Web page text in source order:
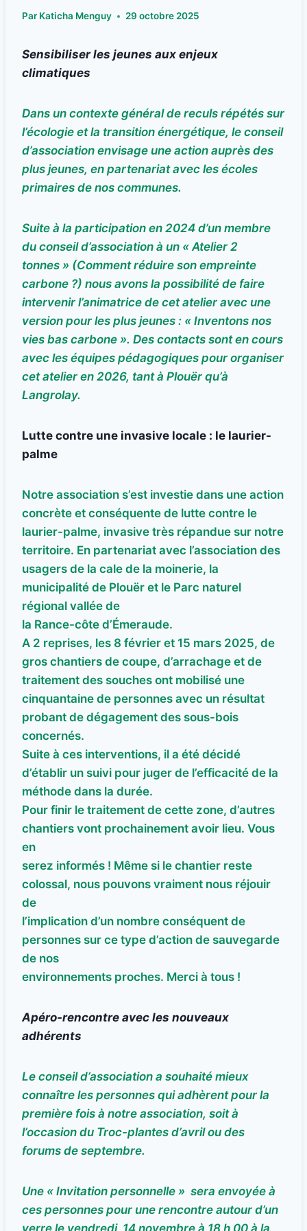
Par Katicha Menguy 29 octobre 2025
Sensibiliser les jeunes aux enjeux
climatiques
Dans un contexte général de reculs répétés sur
l’écologie et la transition énergétique, le conseil
d’association envisage une action auprès des
plus jeunes, en partenariat avec les écoles
primaires de nos communes.
Suite à la participation en 2024 d’un membre
du conseil d’association à un « Atelier 2
tonnes » (Comment réduire son empreinte
carbone ?) nous avons la possibilité de faire
intervenir l’animatrice de cet atelier avec une
version pour les plus jeunes : « Inventons nos
vies bas carbone ». Des contacts sont en cours
avec les équipes pédagogiques pour organiser
cet atelier en 2026, tant à Plouër qu’à
Langrolay.
Lutte contre une invasive locale : le laurier-
palme
Notre association s’est investie dans une action
concrète et conséquente de lutte contre le
laurier-palme, invasive très répandue sur notre
territoire. En partenariat avec l’association des
usagers de la cale de la moinerie, la
municipalité de Plouër et le Parc naturel
régional vallée de
la Rance-côte d’Émeraude.
A 2 reprises, les 8 février et 15 mars 2025, de
gros chantiers de coupe, d’arrachage et de
traitement des souches ont mobilisé une
cinquantaine de personnes avec un résultat
probant de dégagement des sous-bois
concernés.
Suite à ces interventions, il a été décidé
d’établir un suivi pour juger de l’efficacité de la
méthode dans la durée.
Pour finir le traitement de cette zone, d’autres
chantiers vont prochainement avoir lieu. Vous
en
serez informés ! Même si le chantier reste
colossal, nous pouvons vraiment nous réjouir
de
l’implication d’un nombre conséquent de
personnes sur ce type d’action de sauvegarde
de nos
environnements proches. Merci à tous !
Apéro-rencontre avec les nouveaux
adhérents
Le conseil d’association a souhaité mieux
connaître les personnes qui adhèrent pour la
première fois à notre association, soit à
l’occasion du Troc-plantes d’avril ou des
forums de septembre.
Une « Invitation personnelle » sera envoyée à
ces personnes pour une rencontre autour d’un